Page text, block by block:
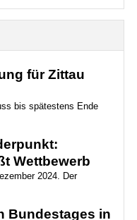
für Zittau
bis spätestens Ende
Wettbewerb
2024. Der
Bundestages in